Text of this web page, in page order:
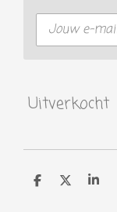
Uitverkocht
D D S